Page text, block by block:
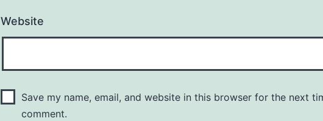
Website
Save my name, email, and website in this browser for the next
comment.